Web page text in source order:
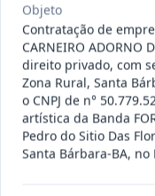
de
Serviços
Situação: Concluído
133/2026
Objeto
Contratação de
CARNEIRO ADORNO
direito privado, com
Zona Rural, Santa
o CNPJ de n°
artística da Banda
Pedro do Sitio Das
Santa Bárbara-BA,